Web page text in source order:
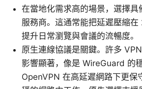
在當地化需求高的場景，選擇具
服務商。這通常能把延遲壓縮在
提升日常瀏覽與會議的流暢度。
原生連線協議是關鍵。許多
影響顯著，像是 WireGuard 的
OpenVPN 在高延遲網路下更保